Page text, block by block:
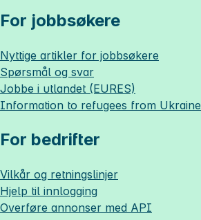
For jobbsøkere
Nyttige artikler for jobbsøkere
Spørsmål og svar
Jobbe i utlandet (EURES)
Information to refugees from Ukraine
For bedrifter
Vilkår og retningslinjer
Hjelp til innlogging
Overføre annonser med API